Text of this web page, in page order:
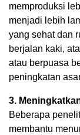
memproduksi
menjadi lebih
yang sehat dan
berjalan kaki,
atau berpuasa
peningkatan
3.
Beberapa
membantu